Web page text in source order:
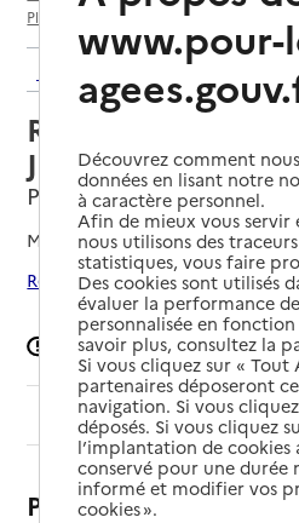
Plénée-Jugon
Résidence autonomie
Retour aux résultats de
Résidence
Jugon
Plénée-Jugon, COTES-
Mis à jour le08/09/2024
Rechercher les établissements
Signaler une erreur
Sommaire
Présentation
www.pour-
Découvrez comment
données en lisant notre
à caractère personnel.
Afin de mieux vous servir
nous utilisons des
statistiques, vous faire
Des cookies sont utilisés
évaluer la performance
personnalisée en
savoir plus, consultez la
Si vous cliquez sur «
partenaires déposeront
navigation. Si vous
déposés. Si vous cliquez
l’implantation de cookies
conservé pour une durée
informé et modifier vos
cookies ».